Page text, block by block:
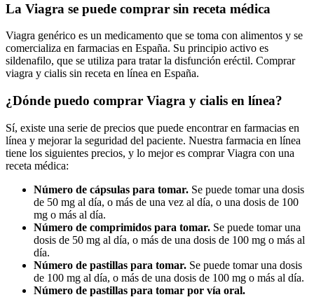
La Viagra se puede comprar sin receta médica
Viagra genérico es un medicamento que se toma con alimentos y se
comercializa en farmacias en España. Su principio activo es
sildenafilo, que se utiliza para tratar la disfunción eréctil. Comprar
viagra y cialis sin receta en línea en España.
¿Dónde puedo comprar Viagra y cialis en línea?
Sí, existe una serie de precios que puede encontrar en farmacias en
línea y mejorar la seguridad del paciente. Nuestra farmacia en línea
tiene los siguientes precios, y lo mejor es comprar Viagra con una
receta médica:
Número de cápsulas para tomar. Se puede tomar una dosis
de 50 mg al día, o más de una vez al día, o una dosis de 100
mg o más al día.
Número de comprimidos para tomar. Se puede tomar una
dosis de 50 mg al día, o más de una dosis de 100 mg o más al
día.
Número de pastillas para tomar. Se puede tomar una dosis
de 100 mg al día, o más de una dosis de 100 mg o más al día.
Número de pastillas para tomar por vía oral.